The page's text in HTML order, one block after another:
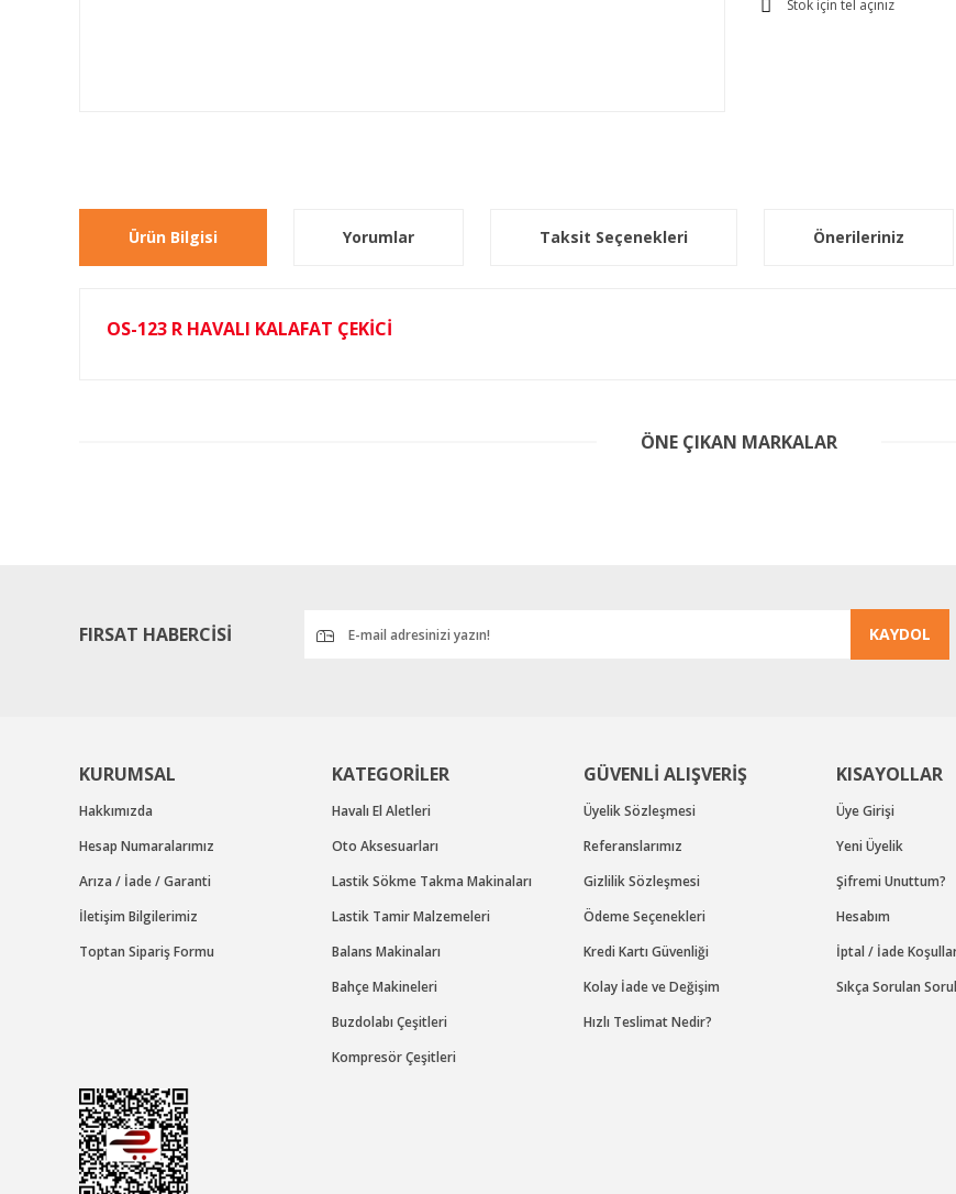
Stok için tel açınız
Ürün Bilgisi Yorumlar Taksit Seçenekleri Önerileriniz
OS-123 R HAVALI KALAFAT ÇEKİCİ
Bu ürüne ilk yorumu siz yapın!
Gönder
ÖNE ÇIKAN MARKALAR
FIRSAT HABERCİSİ KAYDOL
KURUMSAL
Hakkımızda
Hesap Numaralarımız
Arıza / İade / Garanti
İletişim Bilgilerimiz
Toptan Sipariş Formu
KATEGORİLER
Havalı El Aletleri
Oto Aksesuarları
Lastik Sökme Takma Makinaları
Lastik Tamir Malzemeleri
Balans Makinaları
Bahçe Makineleri
Buzdolabı Çeşitleri
Kompresör Çeşitleri
GÜVENLİ ALIŞVERİŞ
Üyelik Sözleşmesi
Referanslarımız
Gizlilik Sözleşmesi
Ödeme Seçenekleri
Kredi Kartı Güvenliği
Kolay İade ve Değişim
Hızlı Teslimat Nedir?
KISAYOLLAR
Üye Girişi
Yeni Üyelik
Şifremi Unuttum?
Hesabım
İptal / İade
Sıkça Sorulan